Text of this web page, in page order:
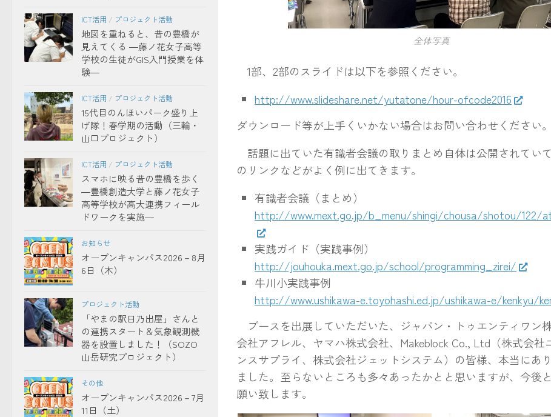
全体写真
1部、2部のスライドは以下を参照ください。
http://www.slideshare.net/yutatone/hour-ofcode2016
ダウンロード等が上手くいかない場合はお問い合わせください。
話題に出ていた有識者会議の取りまとめ自体は公開されてい
のリンクなどがよく例に出てきます。
有識者会議（まとめ）
http://www.mext.go.jp/b_menu/shingi/chousa/shotou/122/
実践ガイド（実践事例）
http://jouhouka.mext.go.jp/school/programming_zirei/
牛川小実践事例
http://www.ushikawa-e.toyohashi.ed.jp/ushikawa-e/kenkyu/
ブースを出展していただいた、ジャパン・トゥエンティワン
会社アフレル、ヤマハ株式会社、Makeblock Co., Ltd（株式会社
ンスサプライ、株式会社ジェットシステム）の皆様、本当にあ
ました。至らないところも多々あったかとと思いますが、今後
願い致します。
ICT活用 / プロジェクト活動
地図を重ねると、昔の豊橋が
見えてくる ―藤ノ花女子高等
学校の生徒がGIS入門授業を体
験―
ICT活用 / プロジェクト活動
15代目のんほいパーク盛り上
げ隊！春学期の活動（三輪・
山口プロジェクト）
ICT活用 / プロジェクト活動
スマホに映る昔の豊橋を歩く
―豊橋創造大学と藤ノ花女子
高等学校が高大連携フィール
ドワークを実施―
お知らせ
オープンキャンパス2026－8月
6日（木）
プロジェクト活動
「やまの駅日乃出屋」さんと
の連携スタート＆気象観測機
器を設置しました！（SOZO
山岳研究プロジェクト）
その他
オープンキャンパス2026－7月
11日（土）